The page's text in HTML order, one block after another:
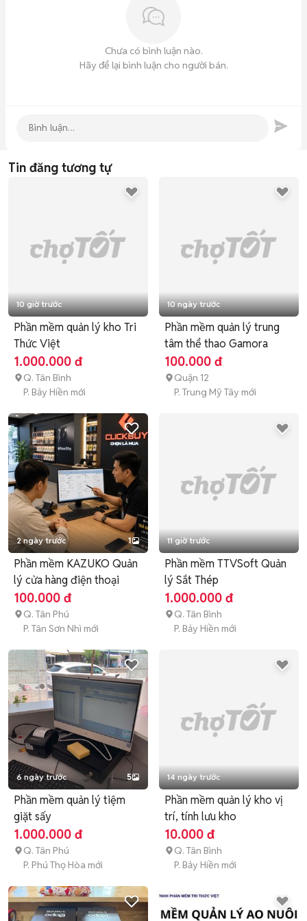
Công ty Phần mềm Tri Thức Việt
Chưa có bình luận nào.
Hãy để lại bình luận cho người bán.
Tin đăng tương tự
10 giờ trước
Phần mềm quản lý kho Tri
Thức Việt
1.000.000 đ
Q. Tân Bình
P. Bảy Hiền mới
10 ngày trước
Phần mềm quản lý trung
tâm thể thao Gamora
100.000 đ
Quận 12
P. Trung Mỹ Tây mới
2 ngày trước 1
Phần mềm KAZUKO Quản
lý cửa hàng điện thoại
100.000 đ
Q. Tân Phú
P. Tân Sơn Nhì mới
11 giờ trước
Phần mềm TTVSoft Quản
lý Sắt Thép
1.000.000 đ
Q. Tân Bình
P. Bảy Hiền mới
6 ngày trước 5
Phần mềm quản lý tiệm
giặt sấy
1.000.000 đ
Q. Tân Phú
P. Phú Thọ Hòa mới
14 ngày trước
Phần mềm quản lý kho vị
trí, tính lưu kho
10.000 đ
Q. Tân Bình
P. Bảy Hiền mới